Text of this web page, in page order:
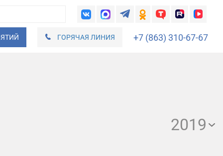
ГОРЯЧАЯ ЛИНИЯ +7 (863) 310-67-67
2019